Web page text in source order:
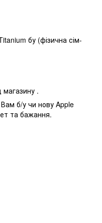
бу (фізична сім-
магазину .
б/у чи нову Apple
та бажання.
In♻️